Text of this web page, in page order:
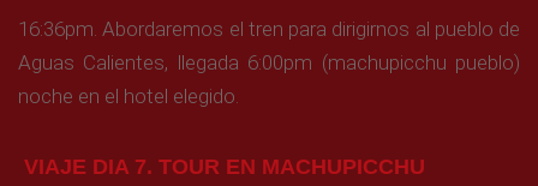
16:36pm. Abordaremos el tren para dirigirnos al pueblo de
Aguas Calientes, llegada 6:00pm (machupicchu pueblo)
noche en el hotel elegido.
VIAJE DIA 7. TOUR EN MACHUPICCHU